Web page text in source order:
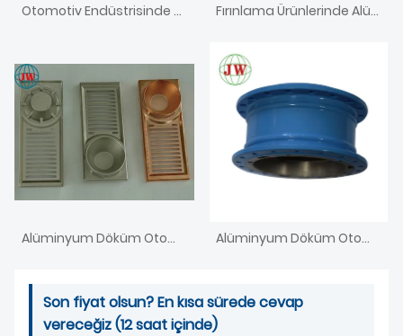
Otomotiv Endüstrisinde Pres Dökümün Avantajları Fırınlama Ürünlerinde Alüminyum Basınçlı Dökümün Kapsamlı Uygulaması
Alüminyum Döküm Otomobil Araba Aksesuarları Alüminyum Döküm Otomobil Parçaları
Son fiyat olsun? En kısa sürede cevap
vereceğiz (12 saat içinde)